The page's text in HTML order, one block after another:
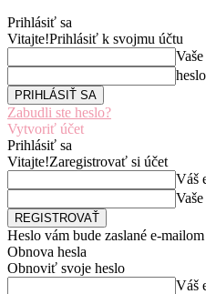
Prihlásiť sa
Vitajte!Prihlásiť k svojmu účtu
heslo
Zabudli ste heslo?
Vytvoriť účet
Prihlásiť sa
Vitajte!Zaregistrovať si účet
Váš
Heslo vám bude zaslané e-mailom
Obnova hesla
Obnoviť svoje heslo
Váš